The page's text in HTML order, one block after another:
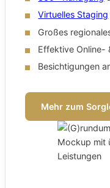
Virtuelles Staging
Großes
Effektive Online-
Besichtigungen
Mehr zum